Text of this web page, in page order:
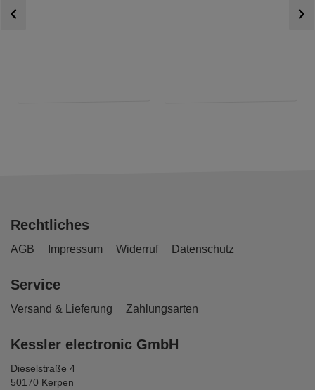
Rechtliches
AGB Impressum Widerruf Datenschutz
Service
Versand & Lieferung Zahlungsarten
Kessler electronic GmbH
Dieselstraße 4
50170 Kerpen